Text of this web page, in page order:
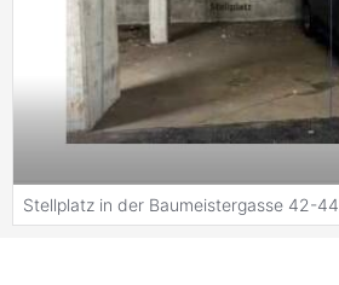
Stellplatz in der Baumeistergasse 42-44